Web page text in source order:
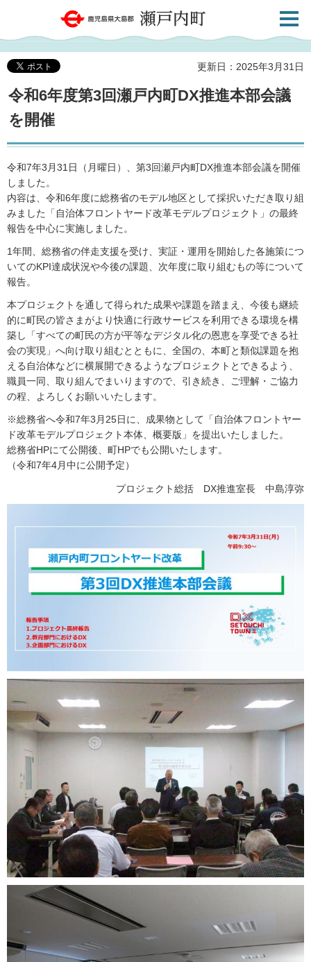
鹿児島県大島郡 瀬戸内町
共通メ
更新日：2025年3月31日
令和6年度第3回瀬戸内町DX推進本部会議
を開催
令和7年3月31日（月曜日）、第3回瀬戸内町DX推進本部会議を開催
しました。
内容は、令和6年度に総務省のモデル地区として採択いただき取り組
みました「自治体フロントヤード改革モデルプロジェクト」の最終
報告を中心に実施しました。
1年間、総務省の伴走支援を受け、実証・運用を開始した各施策につ
いてのKPI達成状況や今後の課題、次年度に取り組むもの等について
報告。
本プロジェクトを通して得られた成果や課題を踏まえ、今後も継続
的に町民の皆さまがより快適に行政サービスを利用できる環境を構
築し「すべての町民の方が平等なデジタル化の恩恵を享受できる社
会の実現」へ向け取り組むとともに、全国の、本町と類似課題を抱
える自治体などに横展開できるようなプロジェクトとできるよう、
職員一同、取り組んでまいりますので、引き続き、ご理解・ご協力
の程、よろしくお願いいたします。
※総務省へ令和7年3月25日に、成果物として「自治体フロントヤー
ド改革モデルプロジェクト本体、概要版」を提出いたしました。
総務省HPにて公開後、町HPでも公開いたします。
（令和7年4月中に公開予定）
プロジェクト総括 DX推進室長 中島淳弥